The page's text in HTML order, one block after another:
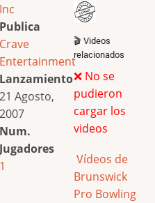
Inc
Publica
Crave
Entertainment
Lanzamiento
21 Agosto,
2007
Num.
Jugadores
1
🎬 Videos
relacionados
❌ No se
pudieron
cargar los
videos
Vídeos de
Brunswick
Pro Bowling